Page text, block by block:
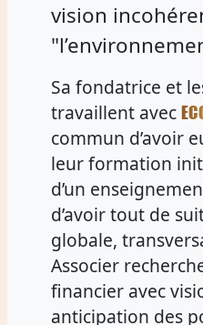
vision
Sa fondatrice et
travaillent avec
commun d’avoir
leur formation
d’un
d’avoir tout de
globale,
Associer
financier avec
anticipation des